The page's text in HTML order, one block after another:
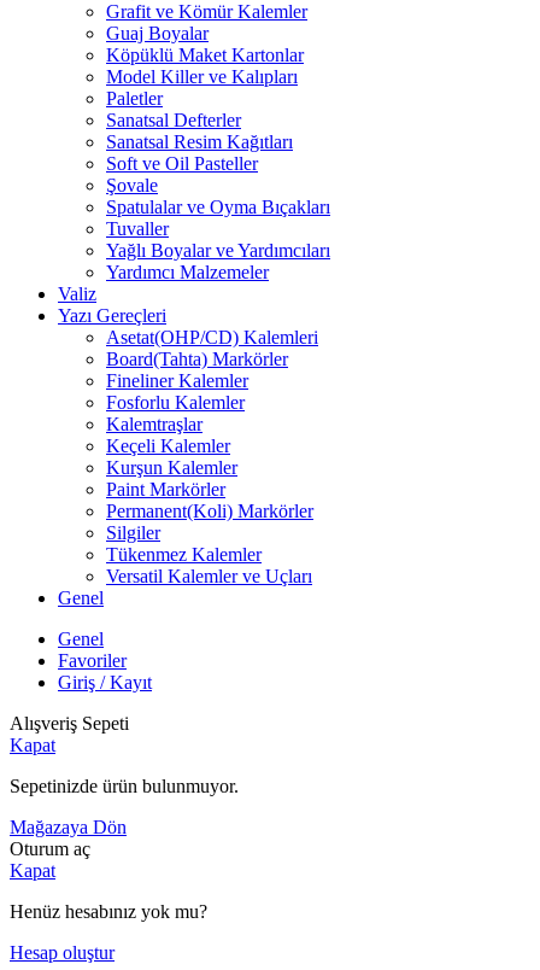
Grafit ve Kömür Kalemler
Guaj Boyalar
Köpüklü Maket Kartonlar
Model Killer ve Kalıpları
Paletler
Sanatsal Defterler
Sanatsal Resim Kağıtları
Soft ve Oil Pasteller
Şovale
Spatulalar ve Oyma Bıçakları
Tuvaller
Yağlı Boyalar ve Yardımcıları
Yardımcı Malzemeler
Valiz
Yazı Gereçleri
Asetat(OHP/CD) Kalemleri
Board(Tahta) Markörler
Fineliner Kalemler
Fosforlu Kalemler
Kalemtraşlar
Keçeli Kalemler
Kurşun Kalemler
Paint Markörler
Permanent(Koli) Markörler
Silgiler
Tükenmez Kalemler
Versatil Kalemler ve Uçları
Genel
Genel
Favoriler
Giriş / Kayıt
Alışveriş Sepeti
Kapat
Sepetinizde ürün bulunmuyor.
Mağazaya Dön
Oturum aç
Kapat
Henüz hesabınız yok mu?
Hesap oluştur